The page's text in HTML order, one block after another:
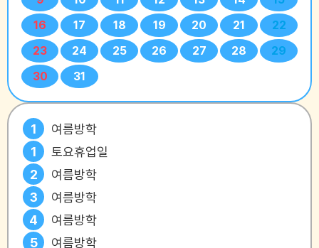
16
17 18 19 20 21
22
23
24 25 26 27 28
29
30
31
1
여름방학
1
토요휴업일
2
여름방학
3
여름방학
4
여름방학
5
여름방학